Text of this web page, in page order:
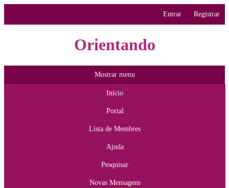
Entrar Registrar
Orientando
Mostrar menu
Início
Portal
Lista de Membres
Ajuda
Pesquisar
Novas Mensagens